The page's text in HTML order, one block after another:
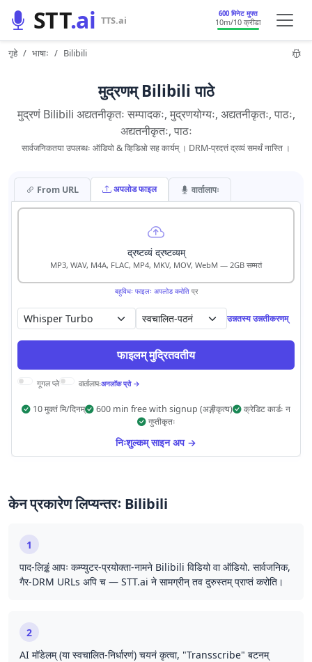
STT.ai TTS.ai 600 मिनेट मुफ्त
10m/10 क्रीडा
गृहे भाषाः Bilibili
मुद्रणम् Bilibili पाठे
मुद्रणं Bilibili अद्यतनीकृतः सम्पादकः, मुद्रणयोग्यः, अद्यतनीकृतः, पाठः,
अद्यतनीकृतः, पाठः
सार्वजनिकतया उपलब्धः ऑडियो & व्हिडिओ सह कार्यम् । DRM-प्रदत्तं द्रव्यं समर्थं नास्ति ।
From URL अपलोड फाइल वार्तालापः
द्रष्टव्यं द्रष्टव्यम्
MP3, WAV, M4A, FLAC, MP4, MKV, MOV, WebM — 2GB सम्मतं
बहुविधः फाइलः अपलोड करोतिप्र
स्वचालित-पठनं उन्नतस्य उन्नतीकरणम्
फाइलम् मुद्रितवतीय
गूगल प्ले वार्तालापःअनलॉक प्रो →
10 मुक्तं मि/दिनम् 600 min free with signup (अङ्गीकृत्य)
क्रेडिट कार्डः न
गुप्तीकृतः
निःशुल्कम् साइन अप →
केन प्रकारेण लिप्यन्तरः Bilibili
1
पाद-लिङ्कं आपः कम्प्युटर-प्रयोक्ता-नामने Bilibili विडियो वा ऑडियो. सार्वजनिक,
गैर-DRM URLs अपि च — STT.ai ने सामग्रीन् तव दुरुस्तम् प्राप्तं करोति।
2
AI मॉडेलम् (या स्वचालित-निर्धारणं) चयनं कृत्वा, "Transscribe" बटनम्